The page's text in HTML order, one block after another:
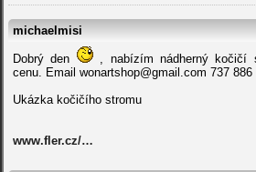
michaelmisi
Dobrý den
, nabízím nádherný kočičí
cenu. Email wonartshop@gmail.com 737 886
Ukázka kočičího stromu
www.fler.cz/…